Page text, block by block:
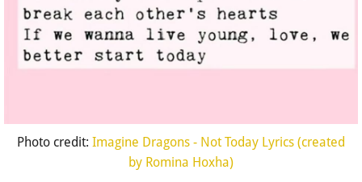
Photo credit: Imagine Dragons - Not Today Lyrics (created
by Romina Hoxha)